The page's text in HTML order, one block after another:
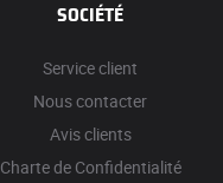
SOCIÉTÉ
Service client
Nous contacter
Avis clients
Charte de Confidentialité